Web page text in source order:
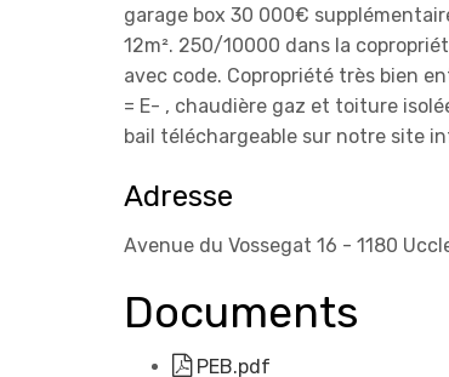
garage box 30 000€
12m². 250/10000 dans la
avec code. Copropriété très bien
= E- , chaudière gaz et toiture
bail téléchargeable sur notre site
Adresse
Avenue du Vossegat 16 - 1180
Documents
PEB.pdf